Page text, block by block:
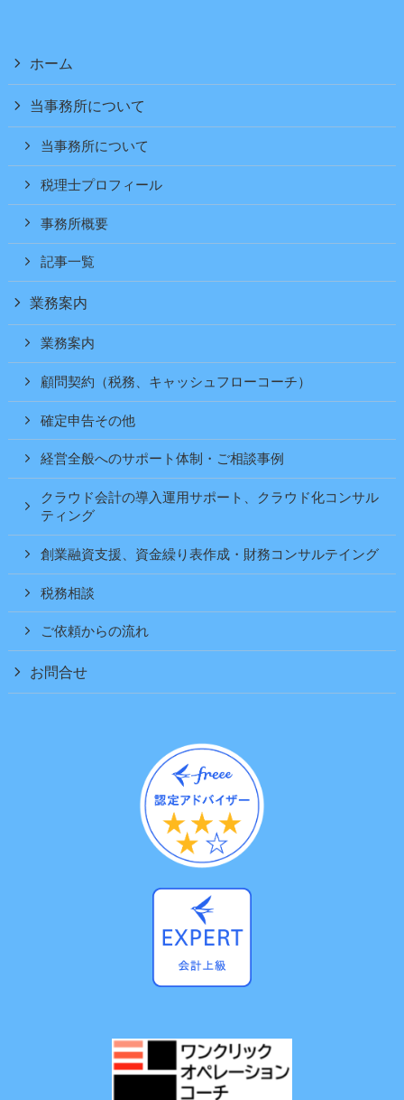
ホーム
当事務所について
当事務所について
税理士プロフィール
事務所概要
記事一覧
業務案内
業務案内
顧問契約（税務、キャッシュフローコーチ）
確定申告その他
経営全般へのサポート体制・ご相談事例
クラウド会計の導入運用サポート、クラウド化コンサル
ティング
創業融資支援、資金繰り表作成・財務コンサルテイング
税務相談
ご依頼からの流れ
お問合せ